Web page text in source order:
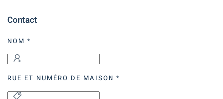
Contact
NOM *
RUE ET NUMÉRO DE MAISON *